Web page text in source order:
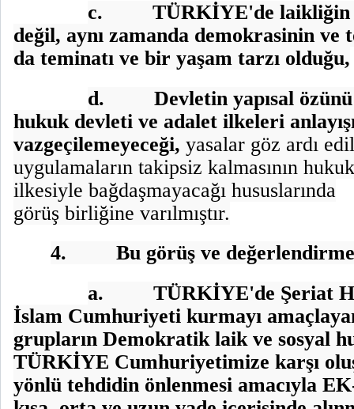
c.
TÜRKİYE'de laikliğin
değil, aynı zamanda demokrasinin ve
da teminatı ve bir yaşam tarzı olduğu,
d.
Devletin yapısal
hukuk devleti ve adalet ilkeleri
vazgeçilemeyeceği, yasalar göz ardı
uygulamaların takipsiz kalmasının
ilkesiyle bağdaşmayacağı hususlarında
görüş birliğine varılmıştır.
4.
Bu görüş ve
a.
TÜRKİYE'de Şeriat
İslam Cumhuriyeti kurmayı
grupların Demokratik laik ve sosyal
TÜRKİYE Cumhuriyetimize karşı
yönlü tehdidin önlenmesi amacıyla